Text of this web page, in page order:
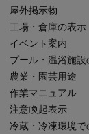
屋外掲示物
工場・倉庫の表示
イベント案内
プール・温浴施設
農業・園芸用途
作業マニュアル
注意喚起表示
冷蔵・冷凍環境で